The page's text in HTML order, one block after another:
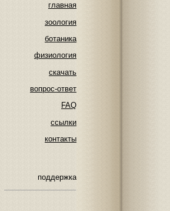
главная
зоология
ботаника
физиология
скачать
вопрос-ответ
FAQ
ссылки
контакты
поддержка